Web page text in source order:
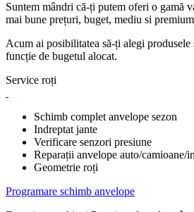
Suntem mândri că-ți putem oferi o gamă
mai bune prețuri, buget, mediu si
Acum ai posibilitatea să-ți alegi
funcție de bugetul alocat.
Service roți
Schimb complet anvelope sezon
Indreptat jante
Verificare senzori presiune
Reparații anvelope auto/camioane/
Geometrie roți
Programare schimb anvelope